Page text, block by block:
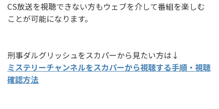
CS放送を視聴できない方もウェブを介して番組を楽しむ
ことが可能になります。
刑事ダルグリッシュをスカパーから見たい方は↓
ミステリーチャンネルをスカパーから視聴する手順・視聴
確認方法